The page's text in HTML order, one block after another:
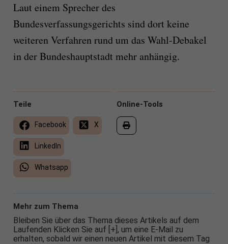
Laut einem Sprecher des
Bundesverfassungsgerichts sind dort keine
weiteren Verfahren rund um das Wahl-Debakel
in der Bundeshauptstadt mehr anhängig.
Online-Tools
Teile
Facebook X
LinkedIn
Whatsapp
Mehr zum Thema
Bleiben Sie über das Thema dieses Artikels auf dem
Laufenden Klicken Sie auf [+], um eine E-Mail zu
erhalten, sobald wir einen neuen Artikel mit diesem Tag